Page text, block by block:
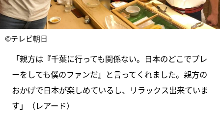
©テレビ朝日
「親方は『千葉に行っても関係ない。日本のどこでプレ
ーをしても僕のファンだ』と言ってくれました。親方の
おかげで日本が楽しめているし、リラックス出来ていま
す」（レアード）